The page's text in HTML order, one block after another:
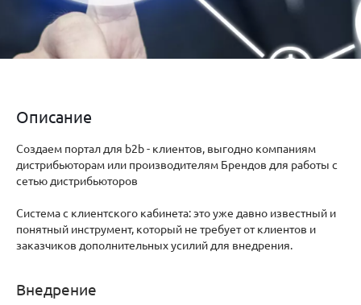
Описание
Создаем портал для b2b - клиентов, выгодно компаниям
дистрибьюторам или производителям Брендов для работы с
сетью дистрибьюторов
Система с клиентского кабинета: это уже давно известный и
понятный инструмент, который не требует от клиентов и
заказчиков дополнительных усилий для внедрения.
Внедрение